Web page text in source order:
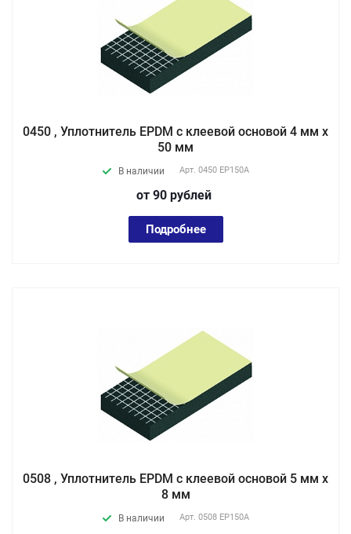
0450 , Уплотнитель EPDM с клеевой основой 4 мм х
50 мм
В наличии Арт. 0450 EP150А
от 90 рублей
Подробнее
0508 , Уплотнитель EPDM с клеевой основой 5 мм х
8 мм
В наличии Арт. 0508 EP150А